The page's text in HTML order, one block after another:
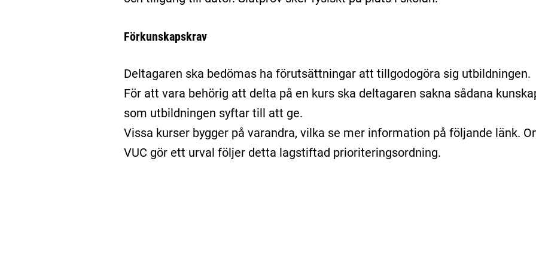
Förkunskapskrav
Deltagaren ska bedömas ha förutsättningar att tillgodogöra sig utbildningen.
För att vara behörig att delta på en kurs ska deltagaren sakna sådana
som utbildningen syftar till att ge.
Vissa kurser bygger på varandra, vilka se mer information på följande länk.
VUC gör ett urval följer detta lagstiftad prioriteringsordning.